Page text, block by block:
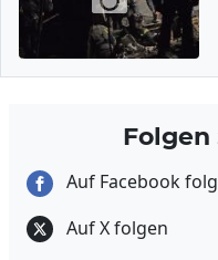
Folgen
Auf Facebook
Auf X folgen